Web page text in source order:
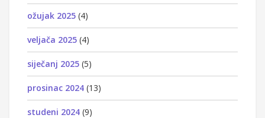
ožujak 2025 (4)
veljača 2025 (4)
siječanj 2025 (5)
prosinac 2024 (13)
studeni 2024 (9)